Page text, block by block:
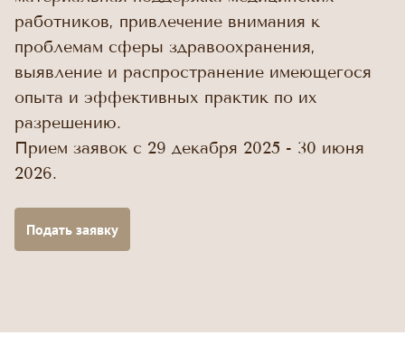
работников, привлечение внимания к
проблемам сферы здравоохранения,
выявление и распространение имеющегося
опыта и эффективных практик по их
разрешению.
Прием заявок с 29 декабря 2025 - 30 июня
2026.
Подать заявку